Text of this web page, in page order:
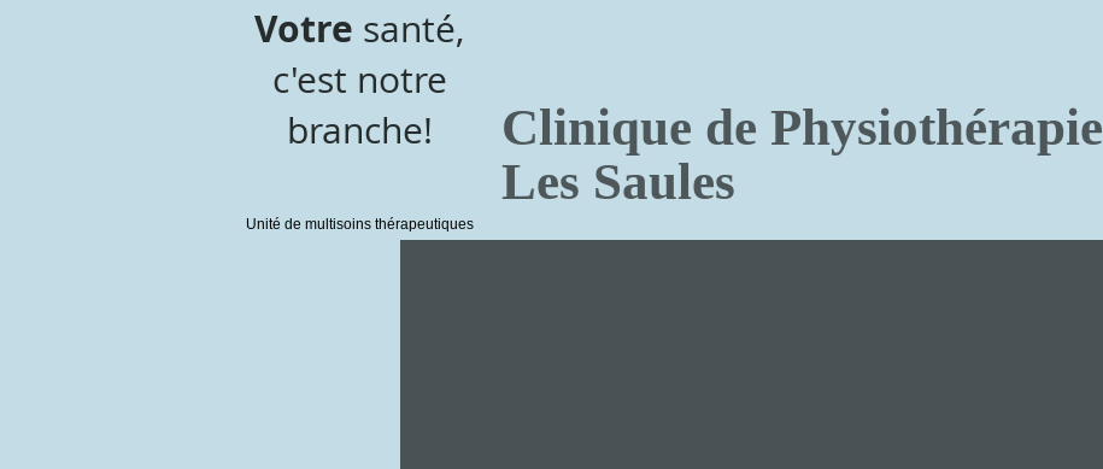
Votre santé,
c'est notre
branche!
Clinique de Physiothérapie
Les Saules
Unité de multisoins thérapeutiques